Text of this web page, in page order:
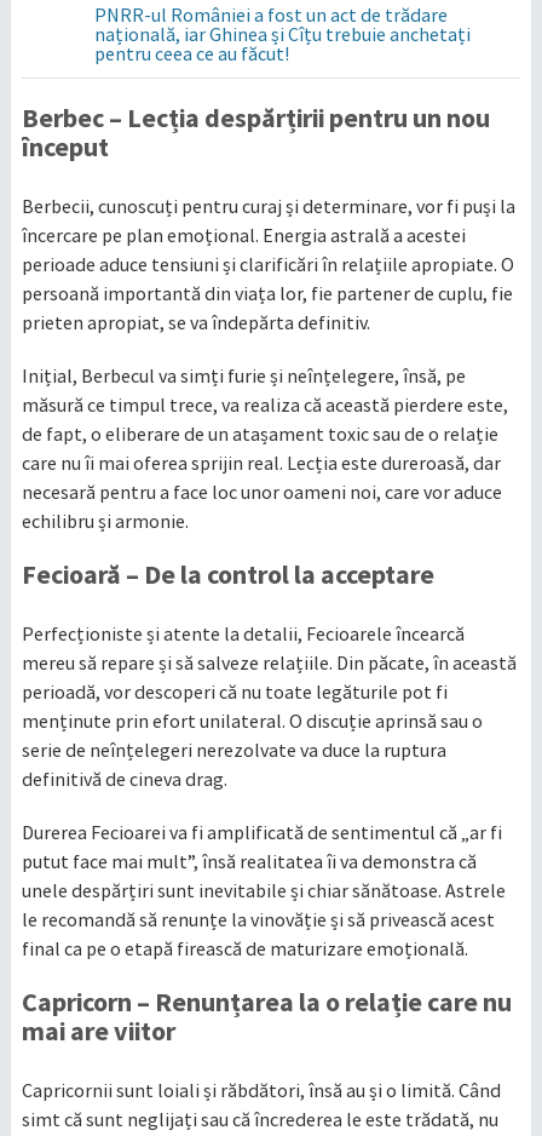
PNRR-ul României a fost un act de trădare
națională, iar Ghinea și Cîțu trebuie anchetați
pentru ceea ce au făcut!
Berbec – Lecția despărțirii pentru un nou
început
Berbecii, cunoscuți pentru curaj și determinare, vor fi puși la
încercare pe plan emoțional. Energia astrală a acestei
perioade aduce tensiuni și clarificări în relațiile apropiate. O
persoană importantă din viața lor, fie partener de cuplu, fie
prieten apropiat, se va îndepărta definitiv.
Inițial, Berbecul va simți furie și neînțelegere, însă, pe
măsură ce timpul trece, va realiza că această pierdere este,
de fapt, o eliberare de un atașament toxic sau de o relație
care nu îi mai oferea sprijin real. Lecția este dureroasă, dar
necesară pentru a face loc unor oameni noi, care vor aduce
echilibru și armonie.
Fecioară – De la control la acceptare
Perfecționiste și atente la detalii, Fecioarele încearcă
mereu să repare și să salveze relațiile. Din păcate, în această
perioadă, vor descoperi că nu toate legăturile pot fi
menținute prin efort unilateral. O discuție aprinsă sau o
serie de neînțelegeri nerezolvate va duce la ruptura
definitivă de cineva drag.
Durerea Fecioarei va fi amplificată de sentimentul că „ar fi
putut face mai mult”, însă realitatea îi va demonstra că
unele despărțiri sunt inevitabile și chiar sănătoase. Astrele
le recomandă să renunțe la vinovăție și să privească acest
final ca pe o etapă firească de maturizare emoțională.
Capricorn – Renunțarea la o relație care nu
mai are viitor
Capricornii sunt loiali și răbdători, însă au și o limită. Când
simt că sunt neglijați sau că încrederea le este trădată, nu